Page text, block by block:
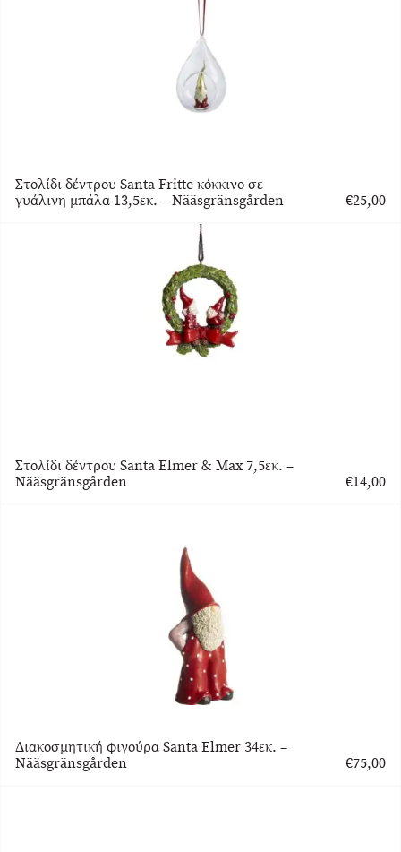
Στολίδι δέντρου Santa Fritte κόκκινο σε
γυάλινη μπάλα 13,5εκ. – Nääsgränsgården
€25,00
Στολίδι δέντρου Santa Elmer & Max 7,5εκ. –
Nääsgränsgården
€14,00
Διακοσμητική φιγούρα Santa Elmer 34εκ. –
Nääsgränsgården
€75,00